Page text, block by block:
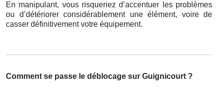
En manipulant, vous risqueriez d’accentuer les problèmes
ou d’détériorer considérablement une élément, voire de
casser définitivement votre équipement.
Comment se passe le déblocage sur Guignicourt ?